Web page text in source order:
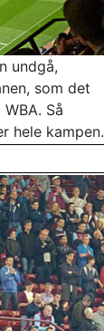
undgå,
som det
Så
hele kampen.